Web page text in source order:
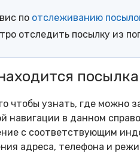
по отслеживанию
отследить посылку из
чтобы узнать, где можно
навигации в данном
с соответствующим
адреса, телефона и